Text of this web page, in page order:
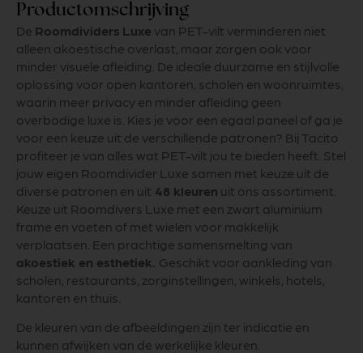
Productomschrijving
De Roomdividers Luxe van PET-vilt verminderen niet
alleen akoestische overlast, maar zorgen ook voor
minder visuele afleiding. De ideale duurzame en stijlvolle
oplossing voor open kantoren, scholen en woonruimtes,
waarin meer privacy en minder afleiding geen
overbodige luxe is. Kies je voor een egaal paneel of ga je
voor een keuze uit de verschillende patronen? Bij Tacito
profiteer je van alles wat PET-vilt jou te bieden heeft. Stel
jouw eigen Roomdivider Luxe samen met keuze uit de
diverse patronen en uit 48 kleuren uit ons assortiment.
Keuze uit Roomdivers Luxe met een zwart aluminium
frame en voeten of met wielen voor makkelijk
verplaatsen. Een prachtige samensmelting van
akoestiek en esthetiek. Geschikt voor aankleding van
scholen, restaurants, zorginstellingen, winkels, hotels,
kantoren en thuis.
De kleuren van de afbeeldingen zijn ter indicatie en
kunnen afwijken van de werkelijke kleuren.